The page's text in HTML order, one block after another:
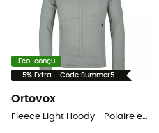
Eco-conçu
-5% Extra - Code Summer5
Ortovox